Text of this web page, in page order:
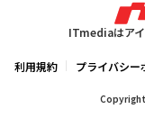
ITmediaはアイ
利用規約 プライバシー